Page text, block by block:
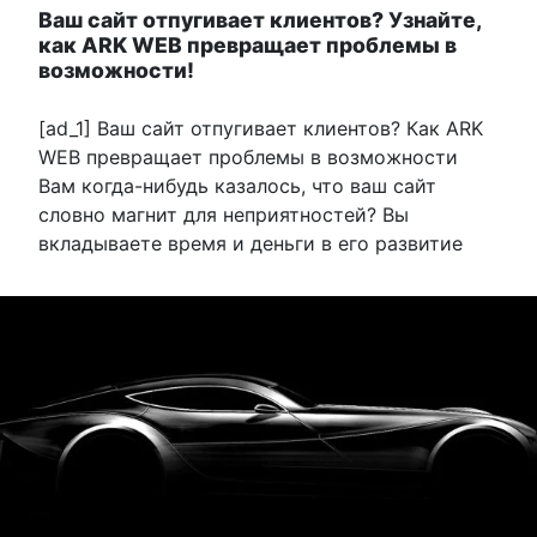
Ваш сайт отпугивает клиентов? Узнайте,
как ARK WEB превращает проблемы в
возможности!
[ad_1] Ваш сайт отпугивает клиентов? Как ARK
WEB превращает проблемы в возможности
Вам когда-нибудь казалось, что ваш сайт
словно магнит для неприятностей? Вы
вкладываете время и деньги в его развитие